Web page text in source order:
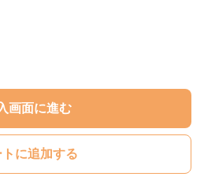
画面に進む
トに追加する